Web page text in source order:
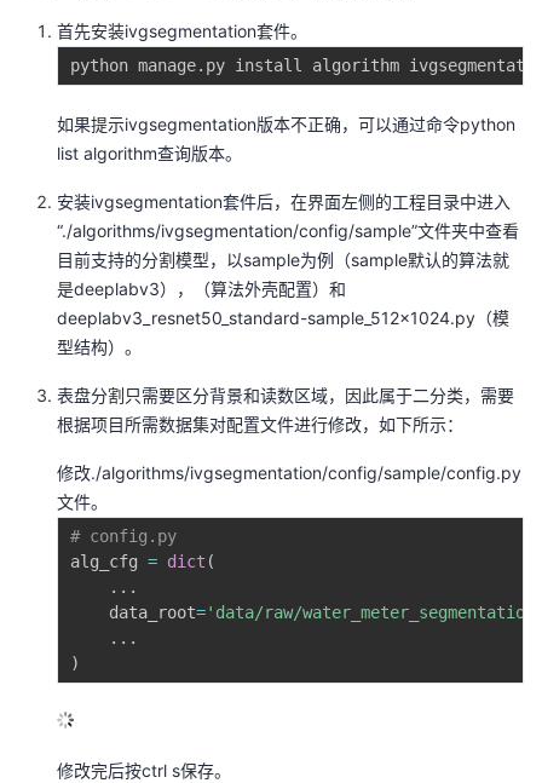
首先安装ivgsegmentation套件。
python manage. py install algorithm
如果提示ivgsegmentation版本不正确，可以通过命令python
list algorithm查询版本。
安装ivgsegmentation套件后，在界面左侧的工程目录中进入
“./algorithms/ivgsegmentation/config/sample”文件夹中查看
目前支持的分割模型，以sample为例（sample默认的算法就
是deeplabv3），（算法外壳配置）和
deeplabv3_resnet50_standard-sample_512x1024.py（模
型结构）。
表盘分割只需要区分背景和读数区域，因此属于二分类，需要
根据项目所需数据集对配置文件进行修改，如下所示：
修改./algorithms/ivgsegmentation/config/sample/config.py
文件。
# config.py
alg_cfg = dict (
. . .
    data_root
='data/raw/
. . .
)
修改完后按ctrl s保存。